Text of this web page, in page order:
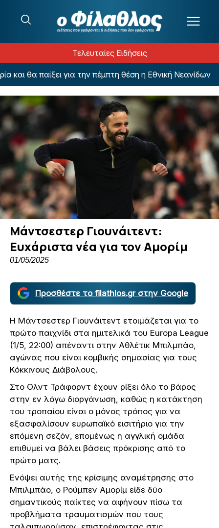
Τελευταίες Ειδήσεις
θα παίξει για την πέμπτη θέση η Εθνική Νεανίδων
Μάντσεστερ Γιουνάιτεντ:
Ευχάριστα νέα για τον Αμορίμ
01/05/2025
Προσθέστε το filathlos.gr στην Google
Η Μάντσεστερ Γιουνάιτεντ ετοιμάζεται για το
πρώτο παιχνίδι στα ημιτελικά του Europa League
(1/5, 22:00) απέναντι στην Αθλέτικ Μπιλμπάο,
αγώνας που είναι κομβικής σημασίας για τους
Κόκκινους Διάβολους.
Στο Ολντ Τράφορντ έχουν ρίξει όλο το βάρος
στην εν λόγω διοργάνωση, καθώς η κατάκτηση
του τροπαίου είναι ο μόνος τρόπος για να
εξασφαλίσουν ευρωπαϊκό εισιτήριο για την
επόμενη σεζόν, επομένως η αγγλική ομάδα
επιθυμεί να βάλει βάσεις πρόκρισης από το
πρώτο ματς.
Ενόψει αυτής της κρίσιμης αναμέτρησης στο
Μπιλμπάο, ο Ρούμπεν Αμορίμ είδε δύο
σημαντικούς παίκτες να αφήνουν πίσω τα
προβλήματα τραυματισμών που τους